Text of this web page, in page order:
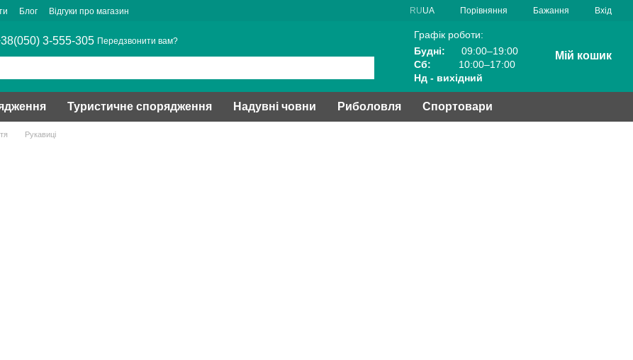
Блог Відгуки про магазин RUUA Порівняння Бажання Вхід
3-555-305 Передзвонити вам?
Графік роботи:
Будні:
09:00–19:00
Сб:
10:00–17:00
Нд - вихідний
Мій кошик
Туристичне спорядження Надувні човни Риболовля Спортовари
Рукавиці